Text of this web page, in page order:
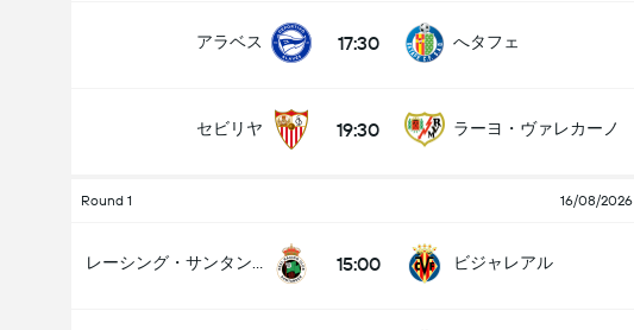
アラベス 17:30 へタフェ
セビリヤ 19:30 ラーヨ・ヴァレカーノ
Round 1 16/08/2026
15:00 ビジャレアル